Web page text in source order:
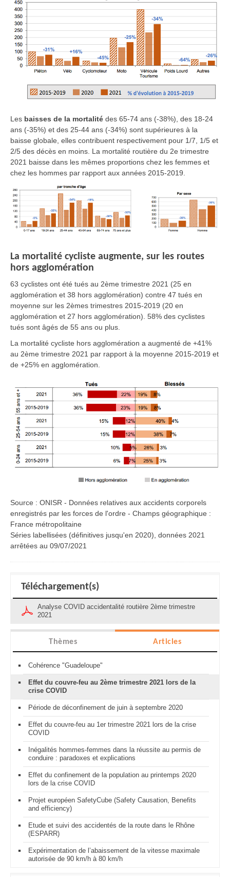
Les baisses de la mortalité des 65-74 ans (-38%), des 18-24
ans (-35%) et des 25-44 ans (-34%) sont supérieures à la
baisse globale, elles contribuent respectivement pour 1/7, 1/5 et
2/5 des décès en moins. La mortalité routière du 2e trimestre
2021 baisse dans les mêmes proportions chez les femmes et
chez les hommes par rapport aux années 2015-2019.
La mortalité cycliste augmente, sur les routes
hors agglomération
63 cyclistes ont été tués au 2ème trimestre 2021 (25 en
agglomération et 38 hors agglomération) contre 47 tués en
moyenne sur les 2èmes trimestres 2015-2019 (20 en
agglomération et 27 hors agglomération). 58% des cyclistes
tués sont âgés de 55 ans ou plus.
La mortalité cycliste hors agglomération a augmenté de +41%
au 2ème trimestre 2021 par rapport à la moyenne 2015-2019 et
de +25% en agglomération.
Source : ONISR - Données relatives aux accidents corporels
enregistrés par les forces de l'ordre - Champs géographique :
France métropolitaine
Séries labellisées (définitives jusqu'en 2020), données 2021
arrêtées au 09/07/2021
Téléchargement(s)
Analyse COVID accidentalité routière 2ème trimestre
2021
Thèmes Articles
Cohérence "Guadeloupe"
Effet du couvre-feu au 2ème trimestre 2021 lors de la
crise COVID
Période de déconfinement de juin à septembre 2020
Effet du couvre-feu au 1er trimestre 2021 lors de la crise
COVID
Inégalités hommes-femmes dans la réussite au permis de
conduire : paradoxes et explications
Effet du confinement de la population au printemps 2020
lors de la crise COVID
Projet européen SafetyCube (Safety Causation, Benefits
and efficiency)
Etude et suivi des accidentés de la route dans le Rhône
(ESPARR)
Expérimentation de l’abaissement de la vitesse maximale
autorisée de 90 km/h à 80 km/h